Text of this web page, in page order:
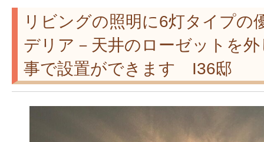
リビングの照明に6灯タイプの
デリア－天井のローゼットを
事で設置ができます I36邸